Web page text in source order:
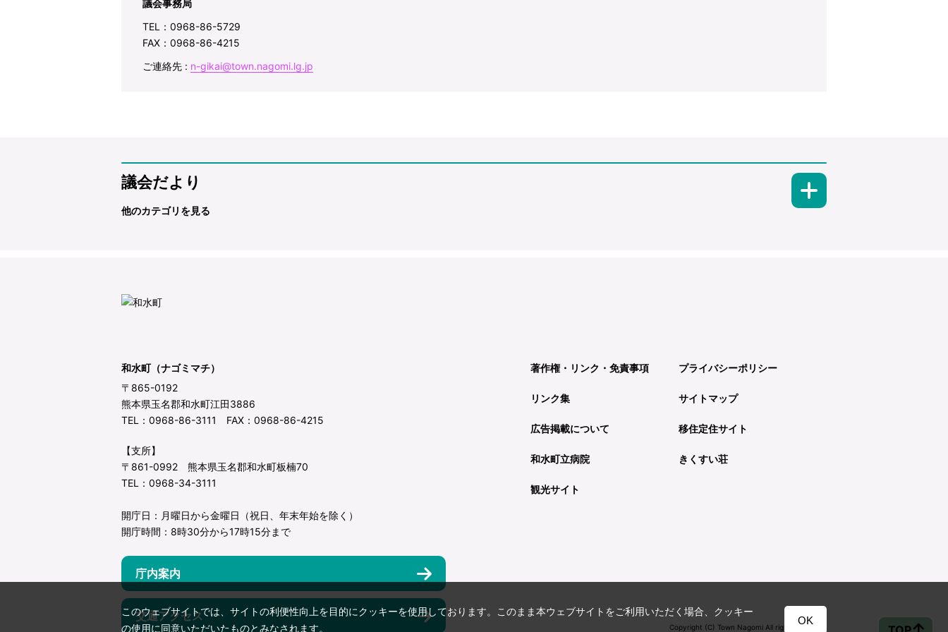
議会事務局
TEL：0968-86-5729
FAX：0968-86-4215
ご連絡先 : n-gikai@town.nagomi.lg.jp
議会だより
他のカテゴリを見る
和水町（ナゴミマチ）
〒865-0192
熊本県玉名郡和水町江田3886
TEL：0968-86-3111 FAX：0968-86-4215
【支所】
〒861-0992 熊本県玉名郡和水町板楠70
TEL：0968-34-3111
開庁日：月曜日から金曜日（祝日、年末年始を除く）
開庁時間：8時30分から17時15分まで
庁内案内
交通アクセス
著作権・リンク・免責事項 プライバシーポリシー
リンク集 サイトマップ
広告掲載について 移住定住サイト
和水町立病院 きくすい荘
観光サイト
Copyright (C) Town Nagomi All rights reserved
このウェブサイトでは、サイトの利便性向上を目的にクッキーを使用しております。このまま本ウェブサイトをご利用いただく場合、クッキー
の使用に同意いただいたものとみなされます。
OK